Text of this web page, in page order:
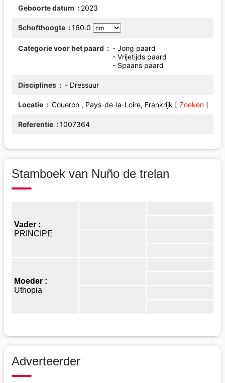
Geboorte datum 2023
Schofthoogte 160.0
Categorie voor het paard
- Jong paard
- Vrijetijds paard
- Spaans paard
Disciplines - Dressuur
Locatie Coueron , Pays-de-la-Loire, Frankrijk [ Zoeken ]
Referentie 1007364
Stamboek van Nuño de trelan
Vader :
PRINCIPE
Moeder :
Uthopia
Adverteerder